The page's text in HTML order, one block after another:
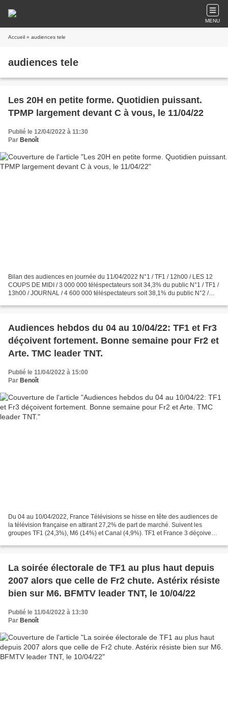
MENU
Accueil » audiences tele
audiences tele
Les 20H en petite forme. Quotidien puissant.
TPMP largement devant C à vous, le 11/04/22
Publié le 12/04/2022 à 11:30
Par Benoît
Bilan des audiences en journée du 11/04/2022 N°1 / TF1 / 12h00 / LES 12
COUPS DE MIDI / 3 000 000 téléspectateurs soit 34,3% du public N°1 / TF1 /
13h00 / JOURNAL / 4 600 000 téléspectateurs soit 38,1% du public N°2 /
Audiences hebdos du 04 au 10/04/22: TF1 et Fr3
déçoivent fortement. Bonne semaine pour Fr2 et
Arte. TMC leader TNT.
Publié le 11/04/2022 à 15:00
Par Benoît
Du 04 au 10/04/2022, France Télévisions se hisse en tête des audiences de
la télévision française en attirant 27,2% de part de marché. Suivent les
groupes TF1 (24,3%), M6 (14%) et Canal (4,9%). TF1 et France 3 déçoivent
La soirée électorale de TF1 au plus haut depuis
2007 alors que celle de Fr2 chute. Astérix résiste
bien sur M6. BFMTV leader TNT, le 10/04/22
Publié le 11/04/2022 à 13:30
Par Benoît